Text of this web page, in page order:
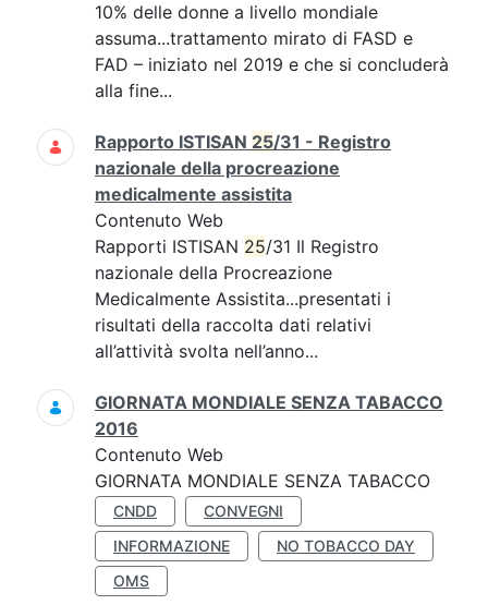
10% delle donne a livello mondiale
assuma...trattamento mirato di FASD e
FAD – iniziato nel 2019 e che si concluderà
alla fine...
Rapporto ISTISAN 25/31 - Registro
nazionale della procreazione
medicalmente assistita
Contenuto Web
Rapporti ISTISAN 25/31 Il Registro
nazionale della Procreazione
Medicalmente Assistita...presentati i
risultati della raccolta dati relativi
all’attività svolta nell’anno...
GIORNATA MONDIALE SENZA TABACCO
2016
Contenuto Web
GIORNATA MONDIALE SENZA TABACCO
CNDD
CONVEGNI
INFORMAZIONE
NO TOBACCO DAY
OMS